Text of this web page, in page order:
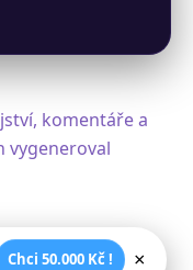
komentáře a
vygeneroval
Chci 50.000 Kč ! ×